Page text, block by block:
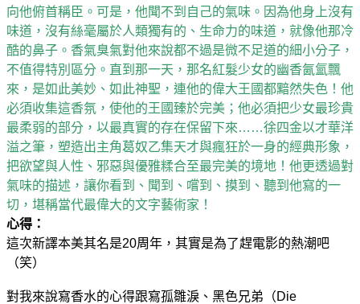
向他俯首稱臣。可是，他聞不到自己的氣味。因為他身上沒有
味道，沒有絲毫屬於人類獨有的、生命力的味道，就像他那冷
酷的鼻子。香氣臭氣對他來說都不過是微不足道的細小分子，
不值得特別區分。直到那一天，那名紅髮少女的幽香氤氳飄
來，是如此美妙、如此神聖，連他的偉大王國都黯然失色！他
必須收集這香氛，使他的王國臻於完美；他必須把少女最珍貴
最柔弱的部分，以最真實的存在保留下來……徐四金以才華洋
溢之筆，塑造出主角葛奴乙集天才與瘋狂於一身的經典形象，
把欲望與人性、邪惡與優雅糅合至最完美的境地！他更透過對
氣味的描述，讓你看到、聞到、嚐到、摸到、聽到他寫的一
切，堪稱當代最偉大的文字藝術家！
心得：
這次新譯本美其名是20周年，其實是為了趕電影的熱潮吧
（笑）
對我來說寫香水的心得跟寫孤雛淚、黑色兄弟（Die